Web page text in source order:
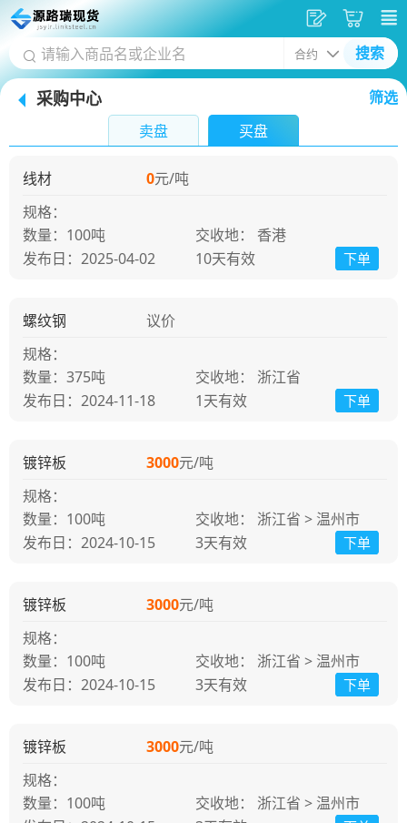
搜索
发
供
采
购
采购中心
筛选
卖盘
买盘
线材 0元/吨
发布日：2025-04-02
规格：
下单
100吨
交收地： 香港
10天有效
螺纹钢 议价
发布日：2024-11-18
规格：
下单
375吨
交收地： 浙江省
1天有效
镀锌板 3000元/吨
发布日：2024-10-15
规格：
下单
100吨
交收地： 浙江省 > 温州市
3天有效
镀锌板 3000元/吨
发布日：2024-10-15
规格：
下单
100吨
交收地： 浙江省 > 温州市
3天有效
镀锌板 3000元/吨
规格：
100吨
交收地： 浙江省 > 温州市